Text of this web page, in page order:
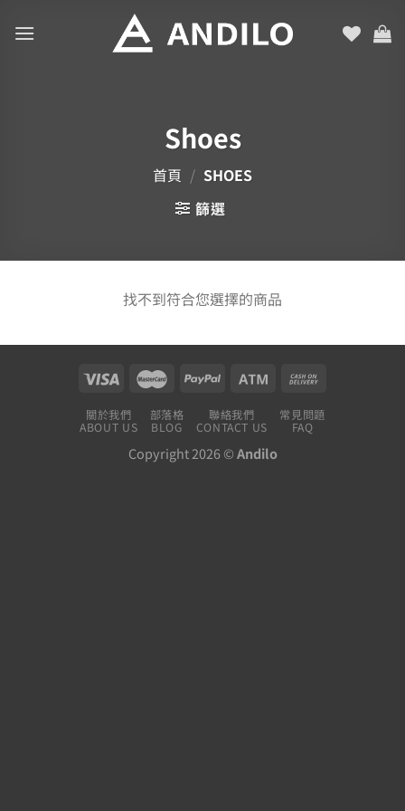
Shoes
首頁 / SHOES
篩選
找不到符合您選擇的商品
關於我們
ABOUT US
部落格
BLOG
聯絡我們
CONTACT US
常見問題
FAQ
Copyright 2026 ©Andilo